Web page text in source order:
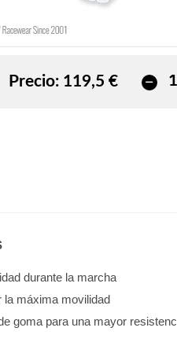
Precio: 119,5 €
durante la marcha
la máxima movilidad
goma para una mayor